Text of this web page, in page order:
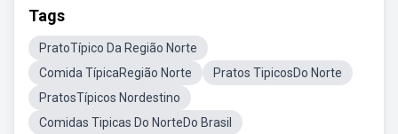
Tags
PratoTípico Da Região Norte
Comida TípicaRegião Norte
Pratos TipicosDo Norte
PratosTípicos Nordestino
Comidas Tipicas Do NorteDo Brasil